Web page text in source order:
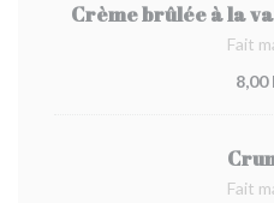
Crème brûlée à la
Fait
8,00
Fait